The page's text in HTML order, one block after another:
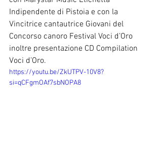
Indipendente di Pistoia e con la
Vincitrice cantautrice Giovani del
Concorso canoro Festival Voci d’Oro
inoltre presentazione CD Compilation
Voci d’Oro.
https://youtu.be/ZkUTPV-10V8?
si=qCFgmOAf7sbNOPA8